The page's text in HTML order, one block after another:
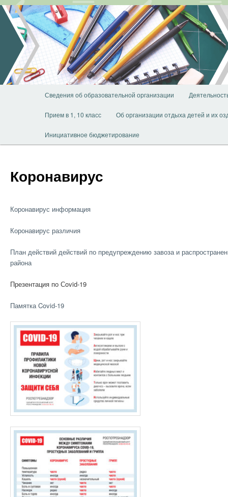
Перейти
основному
содержимому
Сведения об образовательной организации
Прием в 1, 10 класс Об организации отдыха детей и их
Инициативное бюджетирование
Коронавирус
Коронавирус информация
Коронавирус различия
План действий действий по предупреждению завоза и
района
Презентация по Сovid-19
Памятка Covid-19